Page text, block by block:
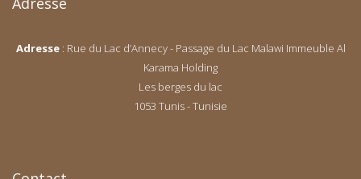
Adresse : Rue du Lac d’Annecy - Passage du Lac Malawi Immeuble Al
Karama Holding
Les berges du lac
1053 Tunis - Tunisie